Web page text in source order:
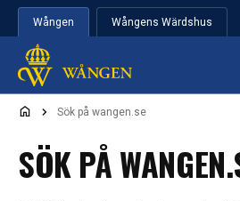
Hoppa till innehåll
Wången Wångens Wärdshus
Sök på wangen.se
SÖK PÅ